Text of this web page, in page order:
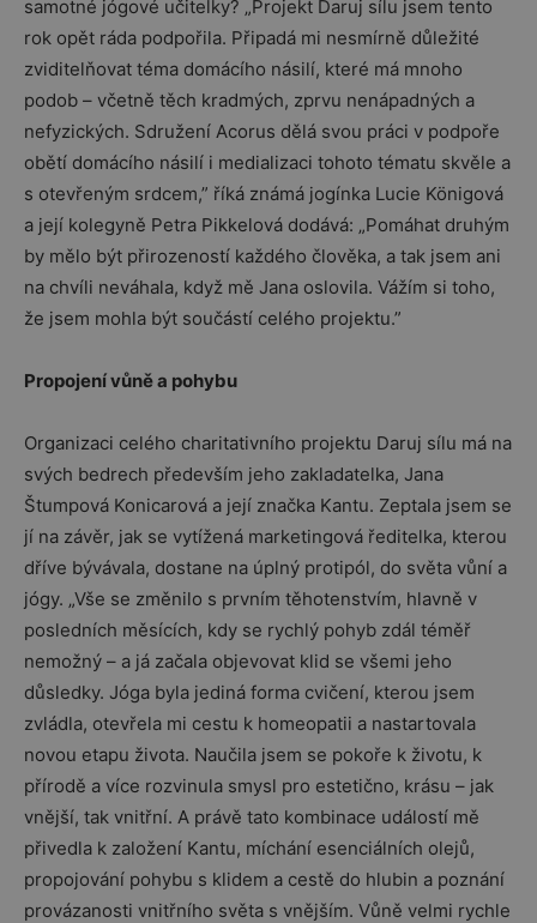
samotné jógové učitelky? „Projekt Daruj sílu jsem tento
rok opět ráda podpořila. Připadá mi nesmírně důležité
zviditelňovat téma domácího násilí, které má mnoho
podob – včetně těch kradmých, zprvu nenápadných a
nefyzických. Sdružení Acorus dělá svou práci v podpoře
obětí domácího násilí i medializaci tohoto tématu skvěle a
s otevřeným srdcem,” říká známá jogínka Lucie Königová
a její kolegyně Petra Pikkelová dodává: „Pomáhat druhým
by mělo být přirozeností každého člověka, a tak jsem ani
na chvíli neváhala, když mě Jana oslovila. Vážím si toho,
že jsem mohla být součástí celého projektu.”
Propojení vůně a pohybu
Organizaci celého charitativního projektu Daruj sílu má na
svých bedrech především jeho zakladatelka, Jana
Štumpová Konicarová a její značka Kantu. Zeptala jsem se
jí na závěr, jak se vytížená marketingová ředitelka, kterou
dříve bývávala, dostane na úplný protipól, do světa vůní a
jógy. „Vše se změnilo s prvním těhotenstvím, hlavně v
posledních měsících, kdy se rychlý pohyb zdál téměř
nemožný – a já začala objevovat klid se všemi jeho
důsledky. Jóga byla jediná forma cvičení, kterou jsem
zvládla, otevřela mi cestu k homeopatii a nastartovala
novou etapu života. Naučila jsem se pokoře k životu, k
přírodě a více rozvinula smysl pro estetično, krásu – jak
vnější, tak vnitřní. A právě tato kombinace událostí mě
přivedla k založení Kantu, míchání esenciálních olejů,
propojování pohybu s klidem a cestě do hlubin a poznání
provázanosti vnitřního světa s vnějším. Vůně velmi rychle